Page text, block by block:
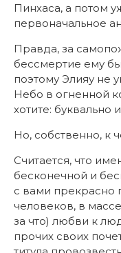
Пинхаса, а потом
первоначальное
Правда, за
бессмертие ему
поэтому Элияу не
Небо в огненной
хотите: буквально
Но, собственно, к
Считается, что
бесконечной и
с вами прекрасно
человеков, в
за что) любви к
прочих своих